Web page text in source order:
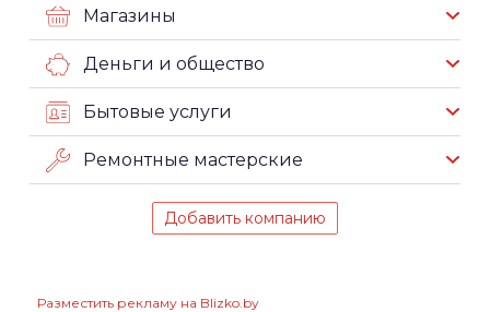
Магазины
Деньги и общество
Бытовые услуги
Ремонтные мастерские
Добавить компанию
Разместить рекламу на Blizko.by